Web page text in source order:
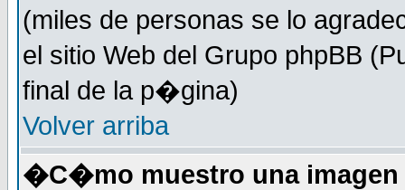
(miles de personas se lo
el sitio Web del Grupo phpBB
final de la p�gina)
Volver arriba
�C�mo muestro una imagen